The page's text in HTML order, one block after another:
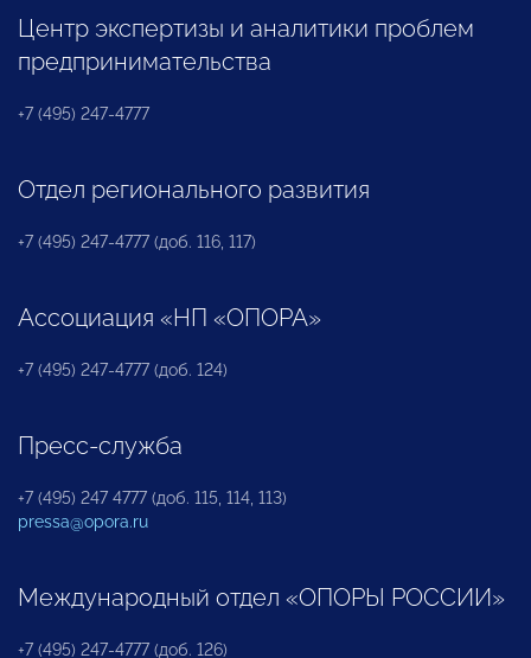
Центр экспертизы и аналитики проблем
предпринимательства
+7 (495) 247-4777
Отдел регионального развития
+7 (495) 247-4777 (доб. 116, 117)
Ассоциация «НП «ОПОРА»
+7 (495) 247-4777 (доб. 124)
Пресс-служба
+7 (495) 247 4777 (доб. 115, 114, 113)
pressa@opora.ru
Международный отдел «ОПОРЫ РОССИИ»
+7 (495) 247-4777 (доб. 126)